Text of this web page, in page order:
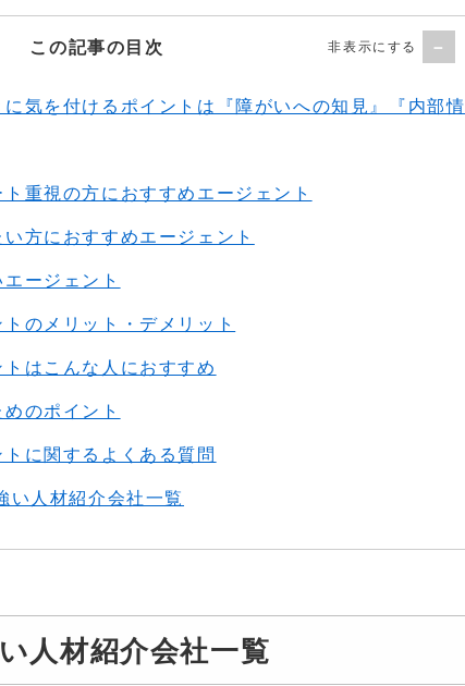
この記事の目次
気を付けるポイントは『障がいへの知見』『内部情
重視の方におすすめエージェント
方におすすめエージェント
ージェント
のメリット・デメリット
はこんな人におすすめ
のポイント
に関するよくある質問
い人材紹介会社一覧
人材紹介会社一覧